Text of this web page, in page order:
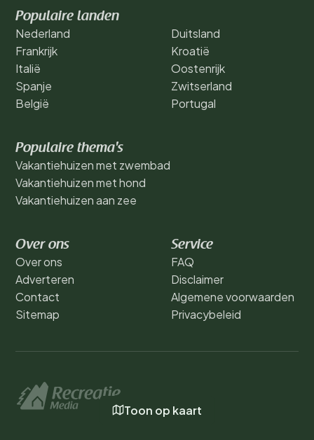
Toon op kaart
Populaire landen
Nederland
Frankrijk
Italië
Spanje
België
Duitsland
Kroatië
Oostenrijk
Zwitserland
Portugal
Populaire thema's
Vakantiehuizen met zwembad
Vakantiehuizen met hond
Vakantiehuizen aan zee
Over ons
Over ons
Adverteren
Contact
Sitemap
Service
FAQ
Disclaimer
Algemene voorwaarden
Privacybeleid